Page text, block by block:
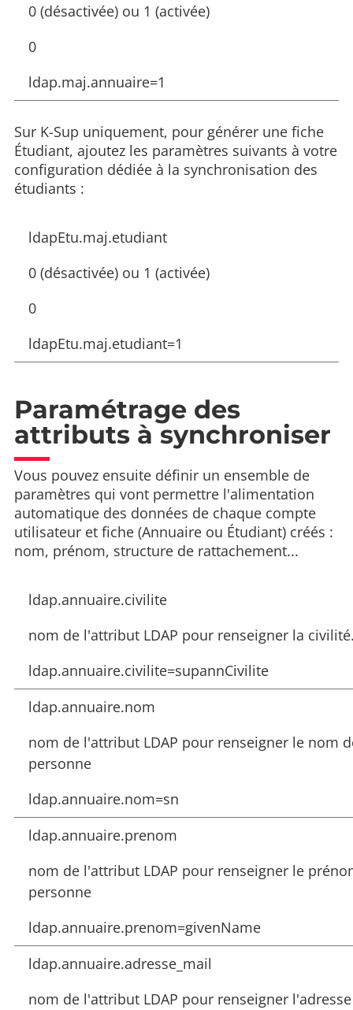
0 (désactivée) ou 1 (activée)
0
ldap.maj.annuaire=1
Sur K-Sup uniquement, pour générer une fiche
Étudiant, ajoutez les paramètres suivants à votre
configuration dédiée à la synchronisation des
étudiants :
ldapEtu.maj.etudiant
0 (désactivée) ou 1 (activée)
0
ldapEtu.maj.etudiant=1
Paramétrage des
attributs à synchroniser
Vous pouvez ensuite définir un ensemble de
paramètres qui vont permettre l'alimentation
automatique des données de chaque compte
utilisateur et fiche (Annuaire ou Étudiant) créés :
nom, prénom, structure de rattachement...
ldap.annuaire.civilite
nom de l'attribut LDAP pour renseigner la
ldap.annuaire.civilite=supannCivilite
ldap.annuaire.nom
nom de l'attribut LDAP pour renseigner le nom
personne
ldap.annuaire.nom=sn
ldap.annuaire.prenom
nom de l'attribut LDAP pour renseigner le
personne
ldap.annuaire.prenom=givenName
ldap.annuaire.adresse_mail
nom de l'attribut LDAP pour renseigner